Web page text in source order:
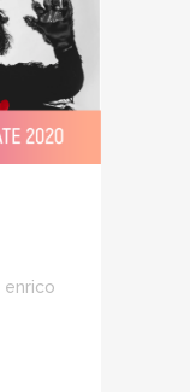
enrico